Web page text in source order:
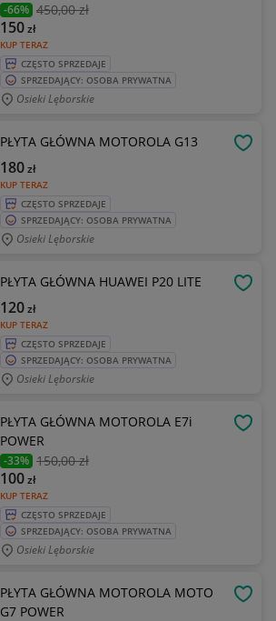
-66% 450,00 zł
KUP TERAZ
150zł
CZĘSTO SPRZEDAJE
SPRZEDAJĄCY: OSOBA PRYWATNA
Osieki Lęborskie
PŁYTA GŁÓWNA MOTOROLA G13
KUP TERAZ
180zł
CZĘSTO SPRZEDAJE
SPRZEDAJĄCY: OSOBA PRYWATNA
Osieki Lęborskie
PŁYTA GŁÓWNA HUAWEI P20 LITE
KUP TERAZ
120zł
CZĘSTO SPRZEDAJE
SPRZEDAJĄCY: OSOBA PRYWATNA
Osieki Lęborskie
PŁYTA GŁÓWNA MOTOROLA E7i
POWER
-33% 150,00 zł
KUP TERAZ
100zł
CZĘSTO SPRZEDAJE
SPRZEDAJĄCY: OSOBA PRYWATNA
Osieki Lęborskie
PŁYTA GŁÓWNA MOTOROLA MOTO
G7 POWER